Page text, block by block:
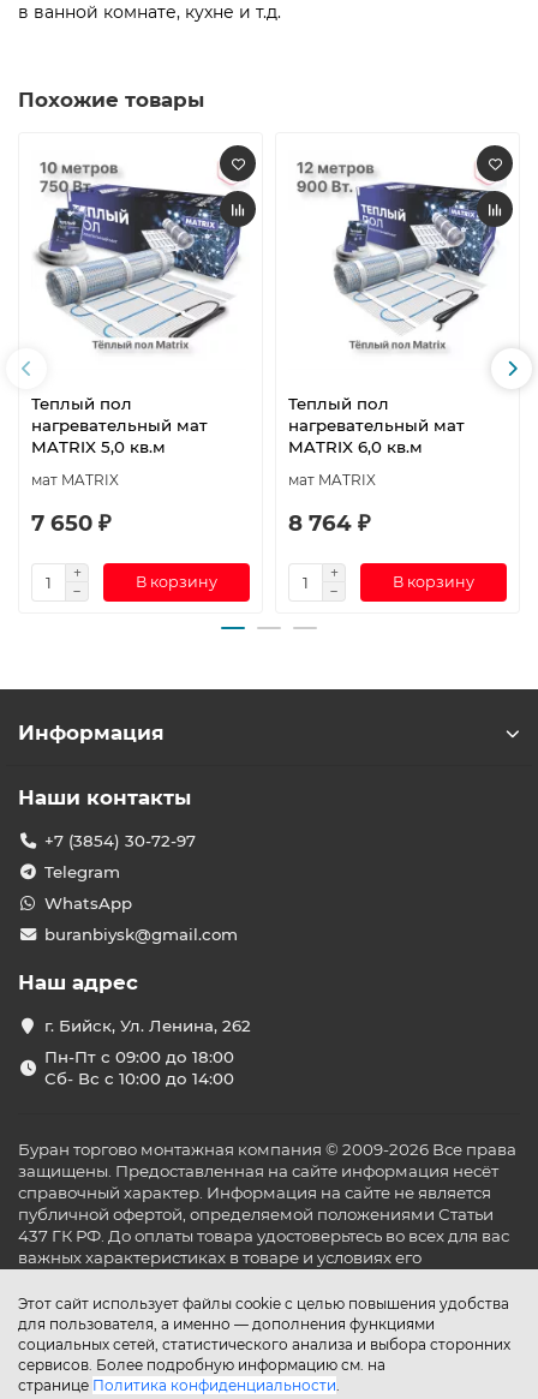
в ванной комнате, кухне и т.д.
Похожие товары
Теплый пол
нагревательный мат
MATRIX 5,0 кв.м
мат MATRIX
7 650 ₽
В корзину
Теплый пол
нагревательный мат
MATRIX 6,0 кв.м
мат MATRIX
8 764 ₽
В корзину
Этот сайт использует файлы cookie с целью повышения удобства
для пользователя, а именно — дополнения функциями
социальных сетей, статистического анализа и выбора сторонних
сервисов. Более подробную информацию см. на
странице Политика конфиденциальности.
Информация
Наши контакты
+7 (3854) 30-72-97
Telegram
WhatsApp
buranbiysk@gmail.com
Наш адрес
г. Бийск, Ул. Ленина, 262
Пн-Пт с 09:00 до 18:00
Сб- Вс с 10:00 до 14:00
Буран торгово монтажная компания © 2009-2026 Все права
защищены. Предоставленная на сайте информация несёт
справочный характер. Информация на сайте не является
публичной офертой, определяемой положениями Статьи
437 ГК РФ. До оплаты товара удостоверьтесь во всех для вас
важных характеристиках в товаре и условиях его